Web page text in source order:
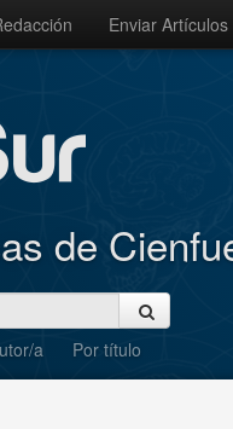
Enviar Artículos
de
a Por título